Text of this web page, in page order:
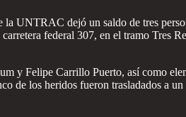
UNTRAC dejó un saldo de tres
federal 307, en el tramo Tres
y Felipe Carrillo Puerto, así como
de los heridos fueron trasladados a